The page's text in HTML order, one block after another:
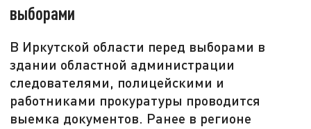
выборами
В Иркутской области перед выборами в
здании областной администрации
следователями, полицейскими и
работниками прокуратуры проводится
выемка документов. Ранее в регионе